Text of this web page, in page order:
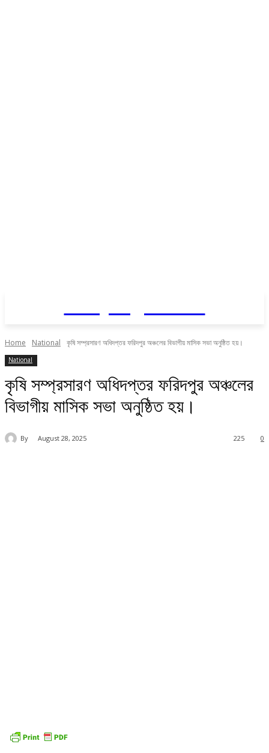
Home National কৃষি সম্প্রসারণ অধিদপ্তর ফরিদপুর অঞ্চলের বিভাগীয় মাসিক সভা অনুষ্ঠিত হয়।
National
কৃষি সম্প্রসারণ অধিদপ্তর ফরিদপুর অঞ্চলের
বিভাগীয় মাসিক সভা অনুষ্ঠিত হয়।
By August 28, 2025 0
225